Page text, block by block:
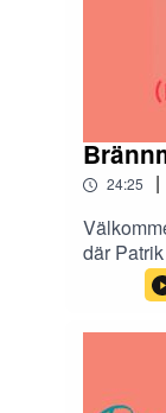
24:25 |
där
de tolv
stigma
bild. I